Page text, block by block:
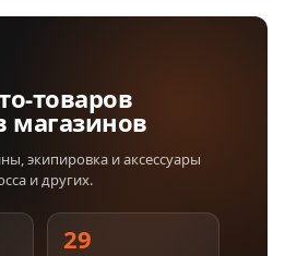
товаров
магазинов
экипировка и аксессуары
и других.
29